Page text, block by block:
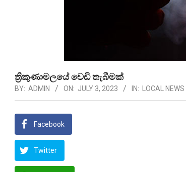
ත්‍රිකුණාමලයේ වෙඩි තැබීමක්
BY: ADMIN ON: JULY 3, 2023 IN: LOCAL NEWS
Facebook
Twitter